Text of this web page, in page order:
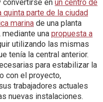
en un centro de
parte de la ciudad
marina de una planta
una propuesta a
utilizando las mismas
tenía la central anterior.
para estabilizar la
con el proyecto,
trabajadores actuales
nuevas instalaciones.